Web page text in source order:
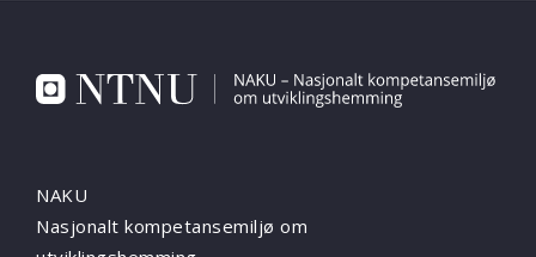
NAKU
Nasjonalt kompetansemiljø om